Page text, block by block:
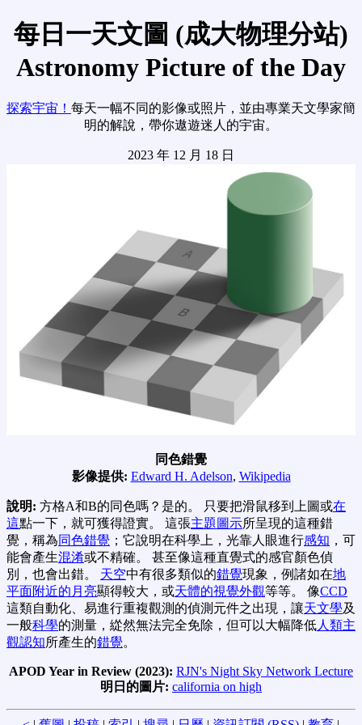
每日一天文圖 (成大物理分站)
Astronomy Picture of the Day
探索宇宙！ 每天一幅不同的影像或照片，並由專業天文學家簡
明的解說，帶你遨遊迷人的宇宙。
2023 年 12 月 18 日
同色錯覺
影像提供: Edward H. Adelson, Wikipedia
說明: 方格A和B的同色嗎？是的。 只要把滑鼠移到上圖或在
這點一下，就可獲得證實。 這張主題圖示所呈現的這種錯
覺，稱為同色錯覺 ；它說明在科學上，光靠人眼進行感知 ，可
能會產生混淆或不精確。 甚至像這種直覺式的感官顏色偵
別，也會出錯。 天空中有很多類似的錯覺現象，例諸如在地
平面附近的月亮顯得較大，或天體的視覺外觀等等。 像CCD
這類自動化、易進行重複觀測的偵測元件之出現，讓天文學及
一般科學的測量，緃然無法完全免除，但可以大幅降低人類主
觀認知所產生的錯覺。
APOD Year in Review (2023): RJN's Night Sky Network Lecture
明日的圖片: california on high